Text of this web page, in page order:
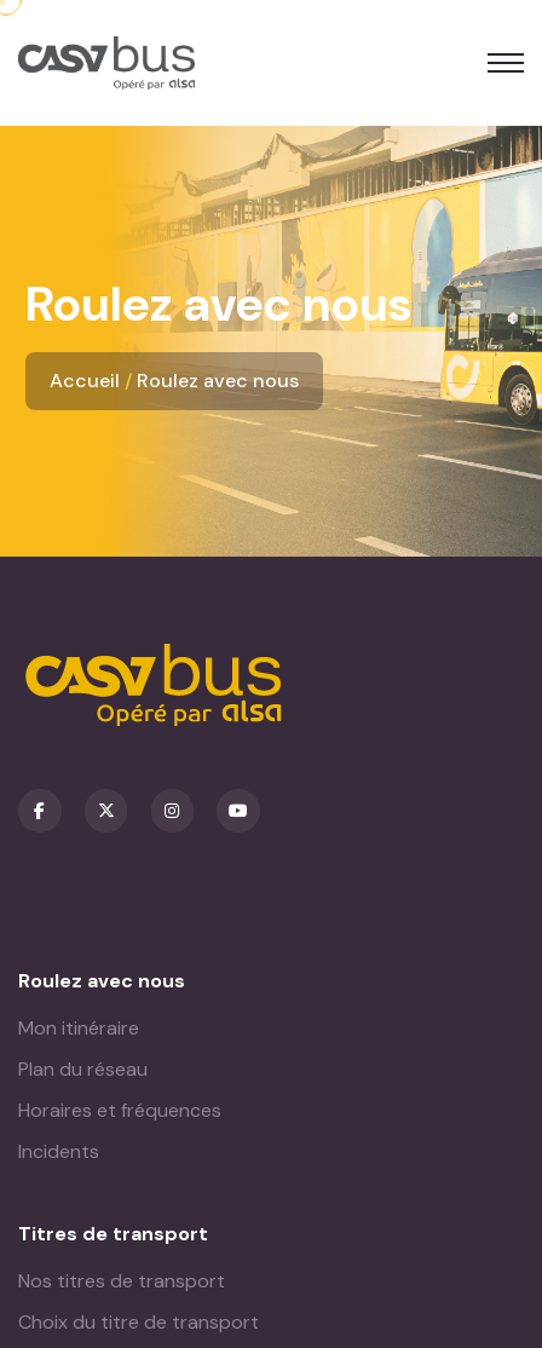
Roulez avec nous
Accueil Roulez avec nous
Roulez avec nous
Mon itinéraire
Plan du réseau
Horaires et fréquences
Incidents
Titres de transport
Nos titres de transport
Choix du titre de transport